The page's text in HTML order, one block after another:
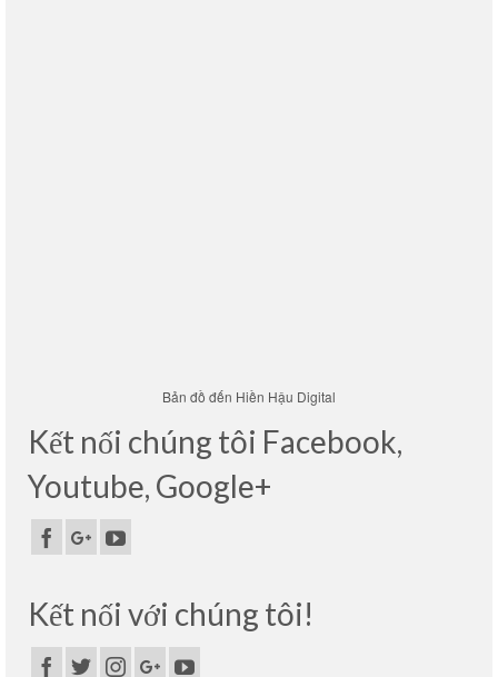
Bản đồ đến Hiền Hậu Digital
Kết nối chúng tôi Facebook,
Youtube, Google+
Kết nối với chúng tôi!